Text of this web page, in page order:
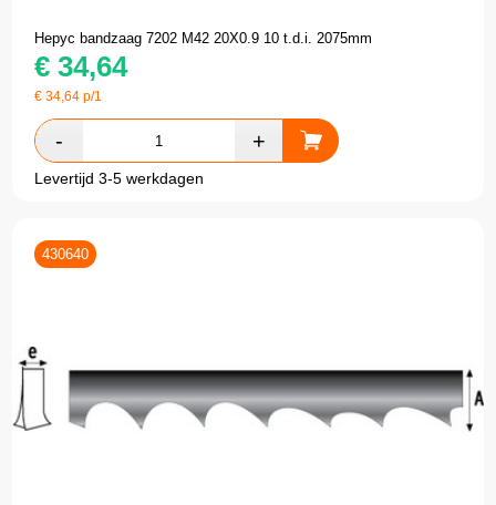
Hepyc bandzaag 7202 M42 20X0.9 10 t.d.i. 2075mm
€ 34,64
€34,64 p/1
Levertijd 3-5 werkdagen
430640